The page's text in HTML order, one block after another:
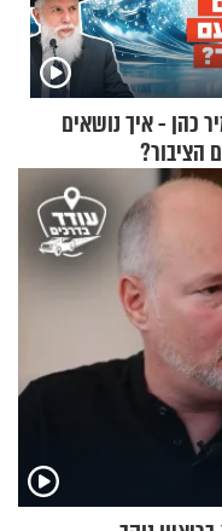
כהן - איך נושאים
הציבור?